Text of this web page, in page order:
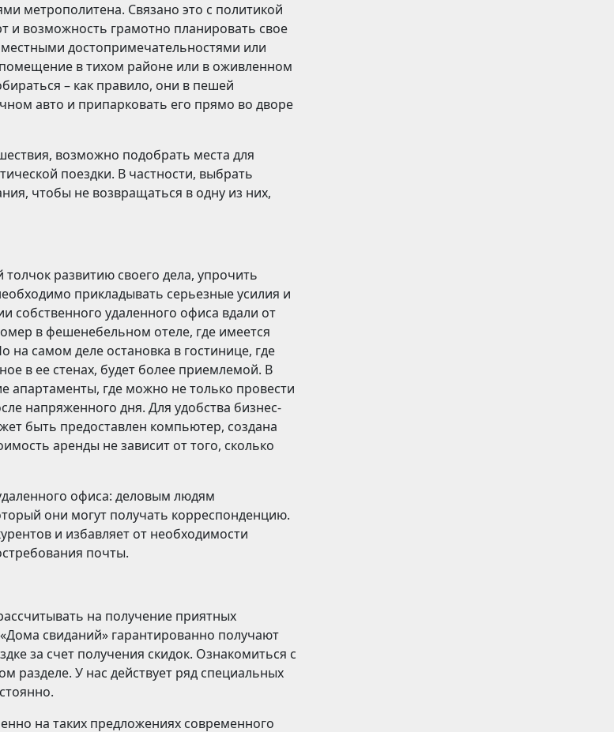
метрополитена. Связано это с политикой
и возможность грамотно планировать свое
достопримечательностями или
в тихом районе или в оживленном
– как правило, они в пешей
авто и припарковать его прямо во дворе
возможно подобрать места для
поездки. В частности, выбрать
чтобы не возвращаться в одну из них,
развитию своего дела, упрочить
прикладывать серьезные усилия и
собственного удаленного офиса вдали от
в фешенебельном отеле, где имеется
на самом деле остановка в гостинице, где
в ее стенах, будет более приемлемой. В
апартаменты, где можно не только провести
напряженного дня. Для удобства бизнес-
быть предоставлен компьютер, создана
аренды не зависит от того, сколько
офиса: деловым людям
они могут получать корреспонденцию.
и избавляет от необходимости
почты.
на получение приятных
свиданий» гарантированно получают
за счет получения скидок. Ознакомиться с
У нас действует ряд специальных
на таких предложениях современного